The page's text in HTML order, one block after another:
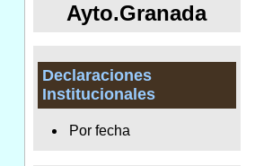
Ayto.Granada
Declaraciones
Institucionales
Por fecha